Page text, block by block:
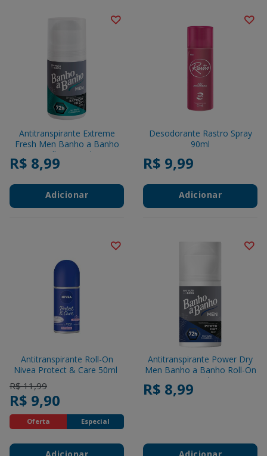
Antitranspirante Extreme
Fresh Men Banho a Banho
Roll-On 50ml
R$ 8,99
Adicionar
Desodorante Rastro Spray
90ml
R$ 9,99
Adicionar
Antitranspirante Roll-On
Nivea Protect & Care 50ml
Price reduced from
R$ 11,99to
R$ 9,90
Oferta Especial
Adicionar
Antitranspirante Power Dry
Men Banho a Banho Roll-On
50ml
R$ 8,99
Adicionar